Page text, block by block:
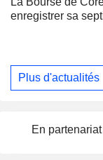
enregistrer sa
Plus d'actualités
En